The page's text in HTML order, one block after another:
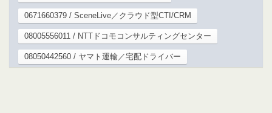
0671660379 / SceneLive／クラウド型CTI/CRM
08005556011 / NTTドコモコンサルティングセンター
08050442560 / ヤマト運輸／宅配ドライバー